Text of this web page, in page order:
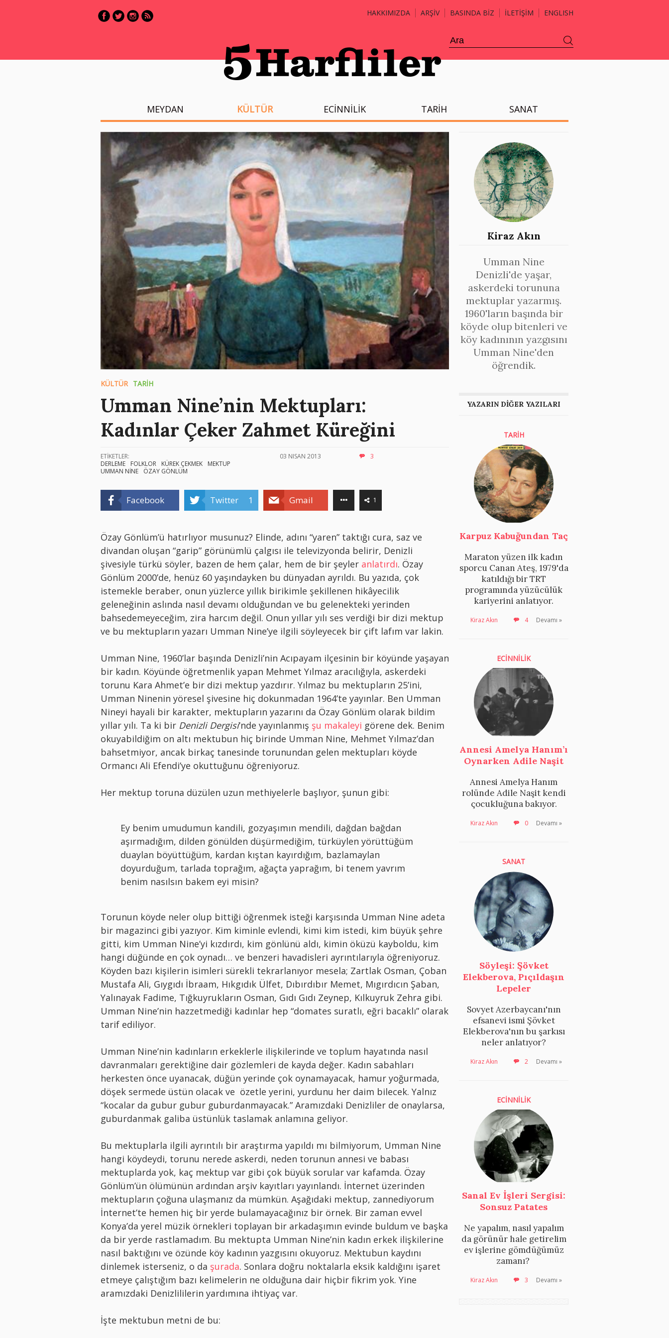
HAKKIMIZDA ARŞİV BASINDA BİZ İLETİŞİM ENGLISH
MEYDAN KÜLTÜR ECİNNİLİK TARİH SANAT
Kiraz Akın
Umman Nine
Denizli'de yaşar,
askerdeki torununa
mektuplar yazarmış.
1960'ların başında bir
köyde olup bitenleri ve
köy kadınının yazgısını
Umman Nine'den
öğrendik.
KÜLTÜR TARİH
Umman Nine’nin Mektupları:
Kadınlar Çeker Zahmet Küreğini
ETİKETLER:
DERLEME
FOLKLOR KÜREK ÇEKMEK
MEKTUP
UMMAN NİNE
ÖZAY GÖNLÜM
03 NISAN 2013 3
Facebook Twitter 1 Gmail 1
Özay Gönlüm’ü hatırlıyor musunuz? Elinde, adını “yaren” taktığı cura, saz ve
divandan oluşan “garip” görünümlü çalgısı ile televizyonda belirir, Denizli
şivesiyle türkü söyler, bazen de hem çalar, hem de bir şeyler anlatırdı. Özay
Gönlüm 2000’de, henüz 60 yaşındayken bu dünyadan ayrıldı. Bu yazıda, çok
istemekle beraber, onun yüzlerce yıllık birikimle şekillenen hikâyecilik
geleneğinin aslında nasıl devamı olduğundan ve bu gelenekteki yerinden
bahsedemeyeceğim, zira harcım değil. Onun yıllar yılı ses verdiği bir dizi mektup
ve bu mektupların yazarı Umman Nine’ye ilgili söyleyecek bir çift lafım var lakin.
Umman Nine, 1960’lar başında Denizli’nin Acıpayam ilçesinin bir köyünde yaşayan
bir kadın. Köyünde öğretmenlik yapan Mehmet Yılmaz aracılığıyla, askerdeki
torunu Kara Ahmet’e bir dizi mektup yazdırır. Yılmaz bu mektupların 25’ini,
Umman Ninenin yöresel şivesine hiç dokunmadan 1964’te yayınlar. Ben Umman
Nineyi hayali bir karakter, mektupların yazarını da Özay Gönlüm olarak bildim
yıllar yılı. Ta ki bir Denizli Dergisi‘nde yayınlanmış şu makaleyi görene dek. Benim
okuyabildiğim on altı mektubun hiç birinde Umman Nine, Mehmet Yılmaz’dan
bahsetmiyor, ancak birkaç tanesinde torunundan gelen mektupları köyde
Ormancı Ali Efendi’ye okuttuğunu öğreniyoruz.
Her mektup toruna düzülen uzun methiyelerle başlıyor, şunun gibi:
Ey benim umudumun kandili, gozyaşımın mendili, dağdan bağdan
aşırmadığım, dilden gönülden düşürmediğim, türküylen yörüttüğüm
duaylan böyüttüğüm, kardan kıştan kayırdığım, bazlamaylan
doyurduğum, tarlada toprağım, ağaçta yaprağım, bi tenem yavrım
benim nasılsın bakem eyi misin?
Torunun köyde neler olup bittiği öğrenmek isteği karşısında Umman Nine adeta
bir magazinci gibi yazıyor. Kim kiminle evlendi, kimi kim istedi, kim büyük şehre
gitti, kim Umman Nine’yi kızdırdı, kim gönlünü aldı, kimin öküzü kayboldu, kim
hangi düğünde en çok oynadı… ve benzeri havadisleri ayrıntılarıyla öğreniyoruz.
Köyden bazı kişilerin isimleri sürekli tekrarlanıyor mesela; Zartlak Osman, Çoban
Mustafa Ali, Gıygıdı İbraam, Hıkgıdık Ülfet, Dıbırdıbır Memet, Mıgırdıcın Şaban,
Yalınayak Fadime, Tığkuyrukların Osman, Gıdı Gıdı Zeynep, Kılkuyruk Zehra gibi.
Umman Nine’nin hazzetmediği kadınlar hep “domates suratlı, eğri bacaklı” olarak
tarif ediliyor.
Umman Nine’nin kadınların erkeklerle ilişkilerinde ve toplum hayatında nasıl
davranmaları gerektiğine dair gözlemleri de kayda değer. Kadın sabahları
herkesten önce uyanacak, düğün yerinde çok oynamayacak, hamur yoğurmada,
döşek sermede üstün olacak ve özetle yerini, yurdunu her daim bilecek. Yalnız
“kocalar da gubur gubur guburdanmayacak.” Aramızdaki Denizliler de onaylarsa,
guburdanmak galiba üstünlük taslamak anlamına geliyor.
Bu mektuplarla ilgili ayrıntılı bir araştırma yapıldı mı bilmiyorum, Umman Nine
hangi köydeydi, torunu nerede askerdi, neden torunun annesi ve babası
mektuplarda yok, kaç mektup var gibi çok büyük sorular var kafamda. Özay
Gönlüm’ün ölümünün ardından arşiv kayıtları yayınlandı. İnternet üzerinden
mektupların çoğuna ulaşmanız da mümkün. Aşağıdaki mektup, zannediyorum
İnternet’te hemen hiç bir yerde bulamayacağınız bir örnek. Bir zaman evvel
Konya’da yerel müzik örnekleri toplayan bir arkadaşımın evinde buldum ve başka
da bir yerde rastlamadım. Bu mektupta Umman Nine’nin kadın erkek ilişkilerine
nasıl baktığını ve özünde köy kadının yazgısını okuyoruz. Mektubun kaydını
dinlemek isterseniz, o da şurada. Sonlara doğru noktalarla eksik kaldığını işaret
etmeye çalıştığım bazı kelimelerin ne olduğuna dair hiçbir fikrim yok. Yine
aramızdaki Denizlililerin yardımına ihtiyaç var.
İşte mektubun metni de bu:
YAZARIN DİĞER YAZILARI
TARİH
Karpuz Kabuğundan Taç
Maraton yüzen ilk kadın
sporcu Canan Ateş, 1979'da
katıldığı bir TRT
programında yüzücülük
kariyerini anlatıyor.
Kiraz Akın 4 Devamı »
ECİNNİLİK
Annesi Amelya Hanım’ı
Oynarken Adile Naşit
Annesi Amelya Hanım
rolünde Adile Naşit kendi
çocukluğuna bakıyor.
Kiraz Akın 0 Devamı »
SANAT
Söyleşi: Şövket
Elekberova, Pıçıldaşın
Lepeler
Sovyet Azerbaycanı'nın
efsanevi ismi Şövket
Elekberova'nın bu şarkısı
neler anlatıyor?
Kiraz Akın 2 Devamı »
ECİNNİLİK
Sanal Ev İşleri Sergisi:
Sonsuz Patates
Ne yapalım, nasıl yapalım
da görünür hale getirelim
ev işlerine gömdüğümüz
zamanı?
Kiraz Akın 3 Devamı »